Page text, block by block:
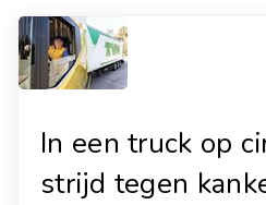
In een truck op
strijd tegen